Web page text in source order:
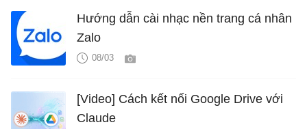
Hướng dẫn cài nhạc nền trang cá nhân
Zalo
08/03
[Video] Cách kết nối Google Drive với
Claude